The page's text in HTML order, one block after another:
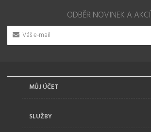
ODBĚR NOVINEK A AKCÍ
MŮJ ÚČET
SLUŽBY